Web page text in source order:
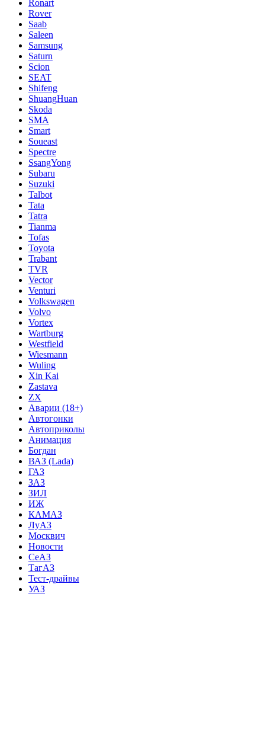
Ronart
Rover
Saab
Saleen
Samsung
Saturn
Scion
SEAT
Shifeng
ShuangHuan
Skoda
SMA
Smart
Soueast
Spectre
SsangYong
Subaru
Suzuki
Talbot
Tata
Tatra
Tianma
Tofas
Toyota
Trabant
TVR
Vector
Venturi
Volkswagen
Volvo
Vortex
Wartburg
Westfield
Wiesmann
Wuling
Xin Kai
Zastava
ZX
Аварии (18+)
Автогонки
Автоприколы
Анимация
Богдан
ВАЗ (Lada)
ГАЗ
ЗАЗ
ЗИЛ
ИЖ
КАМАЗ
ЛуАЗ
Москвич
Новости
СеАЗ
ТагАЗ
Тест-драйвы
УАЗ